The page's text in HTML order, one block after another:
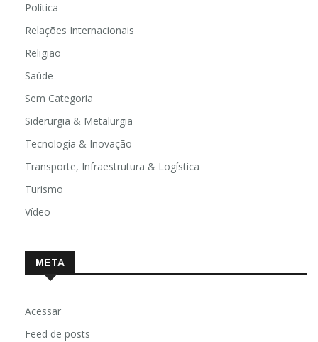
Política
Relações Internacionais
Religião
Saúde
Sem Categoria
Siderurgia & Metalurgia
Tecnologia & Inovação
Transporte, Infraestrutura & Logística
Turismo
Vídeo
META
Acessar
Feed de posts